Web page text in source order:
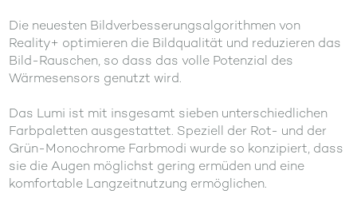
Die neuesten Bildverbesserungsalgorithmen von
Reality+ optimieren die Bildqualität und reduzieren das
Bild-Rauschen, so dass das volle Potenzial des
Wärmesensors genutzt wird.
Das Lumi ist mit insgesamt sieben unterschiedlichen
Farbpaletten ausgestattet. Speziell der Rot- und der
Grün-Monochrome Farbmodi wurde so konzipiert, dass
sie die Augen möglichst gering ermüden und eine
komfortable Langzeitnutzung ermöglichen.